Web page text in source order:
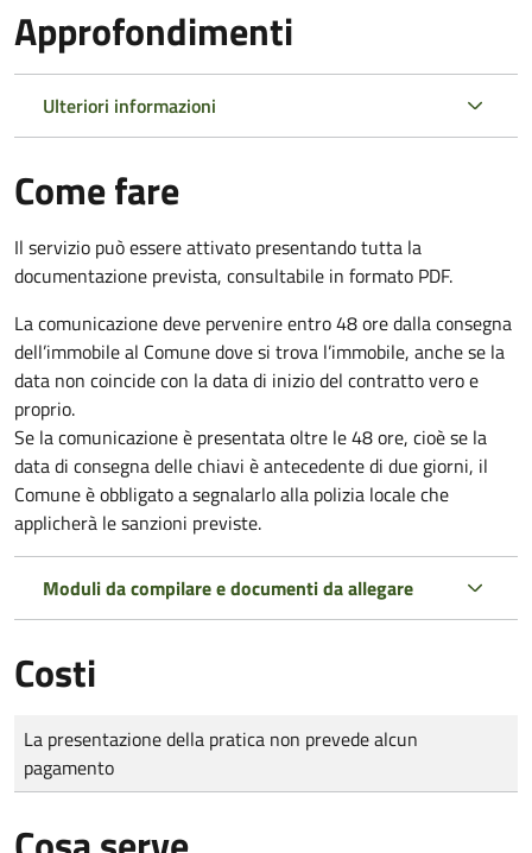
Approfondimenti
Ulteriori informazioni
Come fare
Il servizio può essere attivato presentando tutta la
documentazione prevista, consultabile in formato PDF.
La comunicazione deve pervenireentro 48 oredalla consegna
dell’immobile al Comune dove si trova l’immobile, anche se la
data non coincide con la data di inizio del contratto vero e
proprio.
Se la comunicazione è presentata oltre le 48 ore, cioè se la
data di consegna delle chiavi è antecedente di due giorni, il
Comune è obbligato a segnalarlo alla polizia locale che
applicherà le sanzioni previste.
Moduli da compilare e documenti da allegare
Costi
Tipo di pagamento
Importo
La presentazione della pratica non prevede alcun
pagamento